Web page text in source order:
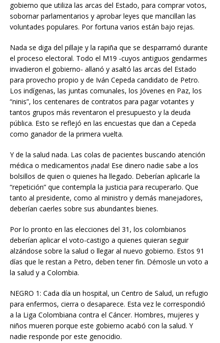
gobierno que utiliza las arcas del Estado, para comprar votos,
sobornar parlamentarios y aprobar leyes que mancillan las
voluntades populares. Por fortuna varios están bajo rejas.
Nada se diga del pillaje y la rapiña que se desparramó durante
el proceso electoral. Todo el M19 -cuyos antiguos gendarmes
invadieron el gobierno- allanó y asaltó las arcas del Estado
para provecho propio y de Iván Cepeda candidato de Petro.
Los indígenas, las juntas comunales, los Jóvenes en Paz, los
“ninis”, los centenares de contratos para pagar votantes y
tantos grupos más reventaron el presupuesto y la deuda
pública. Esto se reflejó en las encuestas que dan a Cepeda
como ganador de la primera vuelta.
Y de la salud nada. Las colas de pacientes buscando atención
médica o medicamentos ¡nada! Ese dinero nadie sabe a los
bolsillos de quien o quienes ha llegado. Deberían aplicarle la
“repetición” que contempla la justicia para recuperarlo. Que
tanto al presidente, como al ministro y demás manejadores,
deberían caerles sobre sus abundantes bienes.
Por lo pronto en las elecciones del 31, los colombianos
deberían aplicar el voto-castigo a quienes quieran seguir
alzándose sobre la salud o llegar al nuevo gobierno. Estos 91
días que le restan a Petro, deben tener fin. Démosle un voto a
la salud y a Colombia.
NEGRO 1: Cada día un hospital, un Centro de Salud, un refugio
para enfermos, cierra o desaparece. Esta vez le correspondió
a la Liga Colombiana contra el Cáncer. Hombres, mujeres y
niños mueren porque este gobierno acabó con la salud. Y
nadie responde por este genocidio.